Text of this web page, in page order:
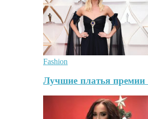
Fashion
Лучшие платья